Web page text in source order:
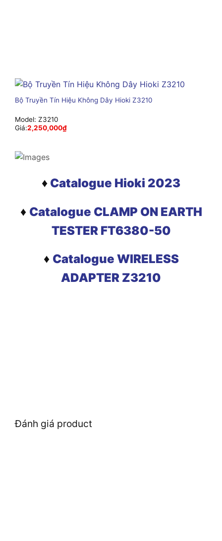
Bộ Truyền Tín Hiệu Không Dây Hioki Z3210
Model: Z3210
Giá:2,250,000₫
♦ Catalogue Hioki 2023
♦ Catalogue CLAMP ON EARTH
TESTER FT6380-50
♦ Catalogue WIRELESS
ADAPTER Z3210
Đánh giá product